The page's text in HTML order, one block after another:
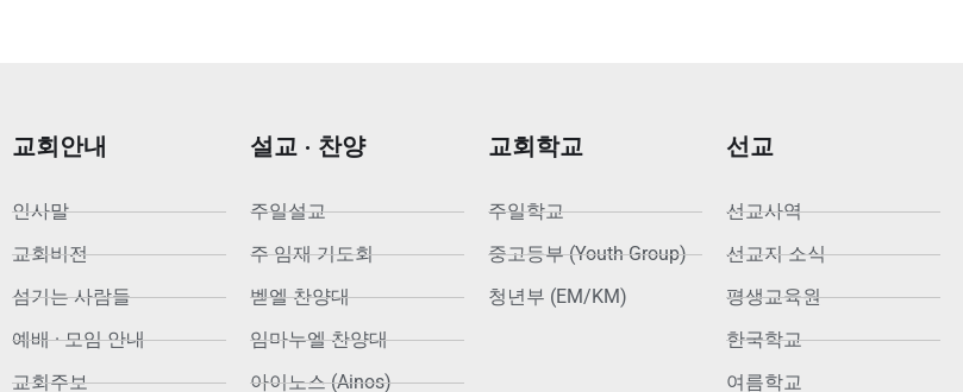
교회안내
인사말
교회비전
섬기는 사람들
예배 · 모임 안내
교회주보
설교 · 찬양
주일설교
주 임재 기도회
벧엘 찬양대
임마누엘 찬양대
아이노스 (Ainos)
교회학교
주일학교
중고등부 (Youth Group)
청년부 (EM/KM)
선교
선교사역
선교지 소식
평생교육원
한국학교
여름학교